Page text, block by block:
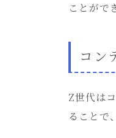
ことがで
コン
Z世代は
ることで